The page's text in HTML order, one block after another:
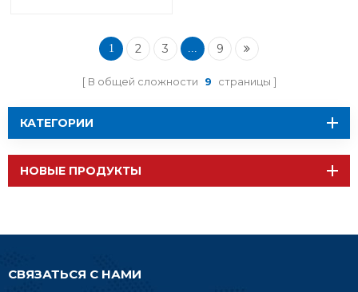
1 2 3 ... 9
В общей сложности 9 страницы
КАТЕГОРИИ
НОВЫЕ ПРОДУКТЫ
СВЯЗАТЬСЯ С НАМИ